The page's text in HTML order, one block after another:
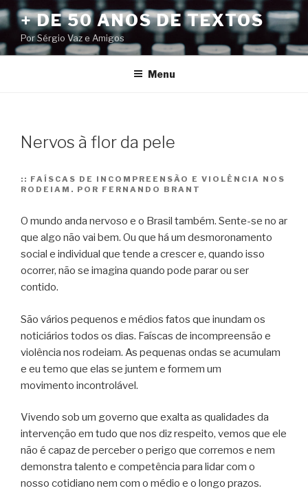
Pular
para
o
conteúdo
+ DE 50 ANOS DE TEXTOS
Por Sérgio Vaz e Amigos
Menu
Nervos à flor da pele
:: FAÍSCAS DE INCOMPREENSÃO E VIOLÊNCIA NOS
RODEIAM. POR FERNANDO BRANT
O mundo anda nervoso e o Brasil também. Sente-se no ar
que algo não vai bem. Ou que há um desmoronamento
social e individual que tende a crescer e, quando isso
ocorrer, não se imagina quando pode parar ou ser
contido.
São vários pequenos e médios fatos que inundam os
noticiários todos os dias. Faíscas de incompreensão e
violência nos rodeiam. As pequenas ondas se acumulam
e eu temo que elas se juntem e formem um
movimento incontrolável.
Vivendo sob um governo que exalta as qualidades da
intervenção em tudo que nos diz respeito, vemos que ele
não é capaz de perceber o perigo que corremos e nem
demonstra talento e competência para lidar com o
nosso cotidiano nem com o médio e o longo prazos.